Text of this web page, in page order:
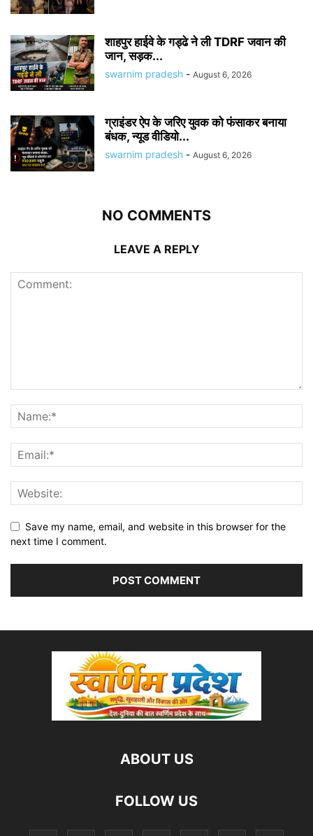
शाहपुर हाईवे के गड्ढे ने ली TDRF जवान की
जान, सड़क...
swarnim pradesh - August 6, 2026
ग्राइंडर ऐप के जरिए युवक को फंसाकर बनाया
बंधक, न्यूड वीडियो...
swarnim pradesh - August 6, 2026
NO COMMENTS
LEAVE A REPLY
Save my name, email, and website in this browser for the
next time I comment.
ABOUT US
FOLLOW US